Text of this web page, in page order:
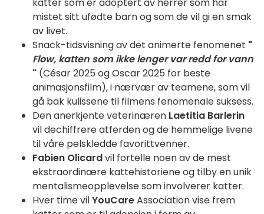
katter som er adoptert av herrer som har
mistet sitt ufødte barn og som de vil gi en smak
av livet.
Snack-tidsvisning av det animerte fenomenet "
Flow, katten som ikke lenger var redd for vann
" (César 2025 og Oscar 2025 for beste
animasjonsfilm), i nærvær av teamene, som vil
gå bak kulissene til filmens fenomenale suksess.
Den anerkjente veterinæren Laetitia Barlerin
vil dechiffrere atferden og de hemmelige livene
til våre pelskledde favorittvenner.
Fabien Olicardvil fortelle noen av de mest
ekstraordinære kattehistoriene og tilby en unik
mentalismeopplevelse som involverer katter.
Hver time vilYouCareAssociation vise frem